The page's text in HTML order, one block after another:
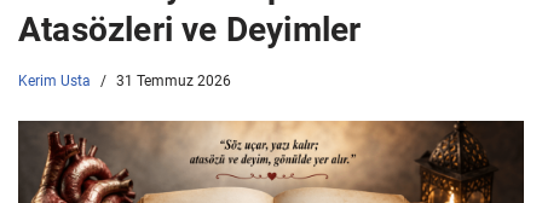
Atasözleri ve Deyimler
Kerim Usta 31 Temmuz 2026